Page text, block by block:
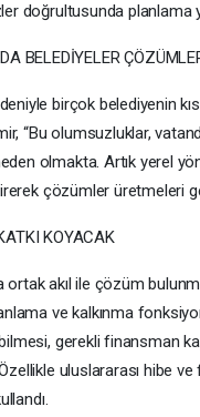
doğrultusunda planlama
BELEDİYELER
birçok belediyenin
“Bu olumsuzluklar,
olmakta. Artık yerel
çözümler üretmeleri
KOYACAK
ortak akıl ile çözüm
ve kalkınma
gerekli finansman
uluslararası hibe ve